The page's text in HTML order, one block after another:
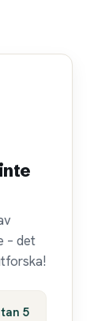
– det
5